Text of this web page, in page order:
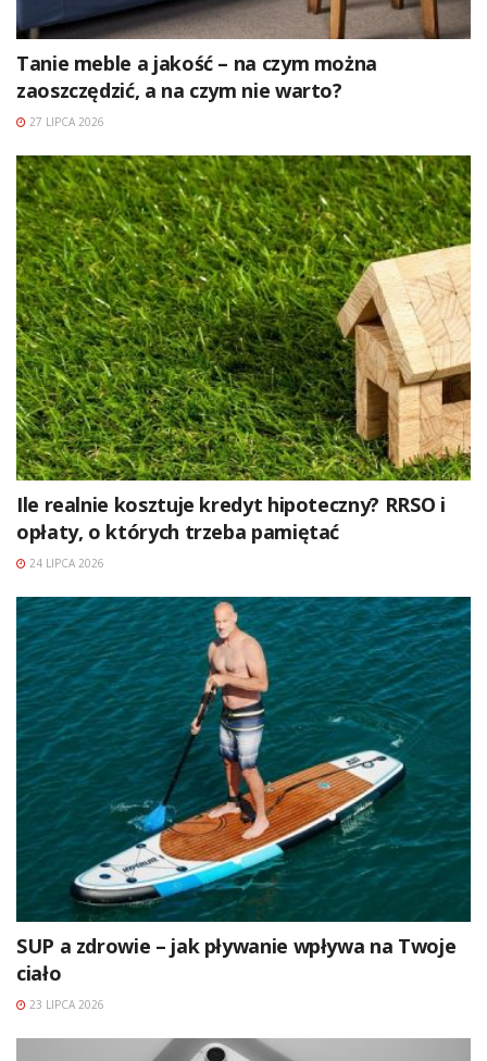
Tanie meble a jakość – na czym można
zaoszczędzić, a na czym nie warto?
27 LIPCA 2026
Ile realnie kosztuje kredyt hipoteczny? RRSO i
opłaty, o których trzeba pamiętać
24 LIPCA 2026
SUP a zdrowie – jak pływanie wpływa na Twoje
ciało
23 LIPCA 2026